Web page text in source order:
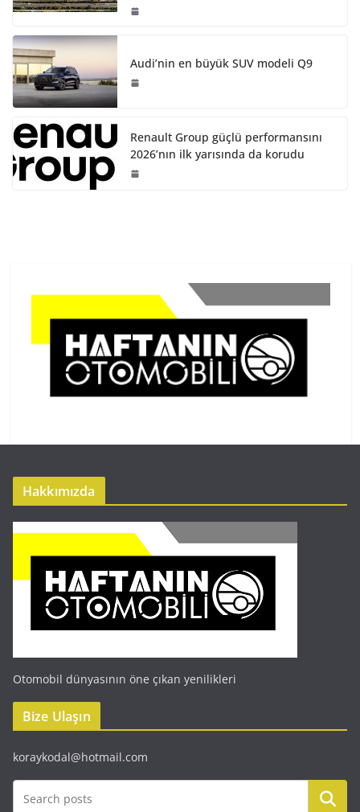
Audi’nin en büyük SUV modeli Q9
Renault Group güçlü performansını
2026’nın ilk yarısında da korudu
Hakkımızda
Otomobil dünyasının öne çıkan yenilikleri
Bize Ulaşın
koraykodal@hotmail.com
Ara